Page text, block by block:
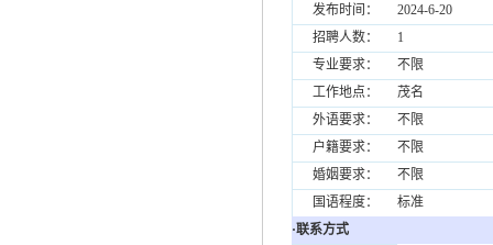
发布时间：
2024-6-20
招聘人数：
1
专业要求：
不限
工作地点：
茂名
外语要求：
不限
户籍要求：
不限
婚姻要求：
不限
国语程度：
标准
·联系方式